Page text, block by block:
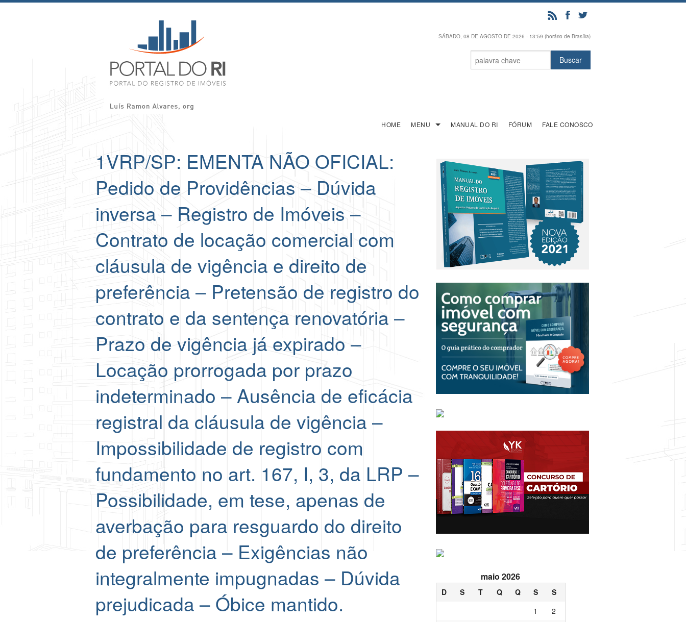
SÁBADO, 08 DE AGOSTO DE 2026 - 13:59 (horário de Brasília)
HOME MENU MANUAL DO RI FÓRUM FALE CONOSCO
1VRP/SP: EMENTA NÃO OFICIAL:
Pedido de Providências – Dúvida
inversa – Registro de Imóveis –
Contrato de locação comercial com
cláusula de vigência e direito de
preferência – Pretensão de registro do
contrato e da sentença renovatória –
Prazo de vigência já expirado –
Locação prorrogada por prazo
indeterminado – Ausência de eficácia
registral da cláusula de vigência –
Impossibilidade de registro com
fundamento no art. 167, I, 3, da LRP –
Possibilidade, em tese, apenas de
averbação para resguardo do direito
de preferência – Exigências não
integralmente impugnadas – Dúvida
prejudicada – Óbice mantido.
maio 2026
D S T Q Q S
S
1
2